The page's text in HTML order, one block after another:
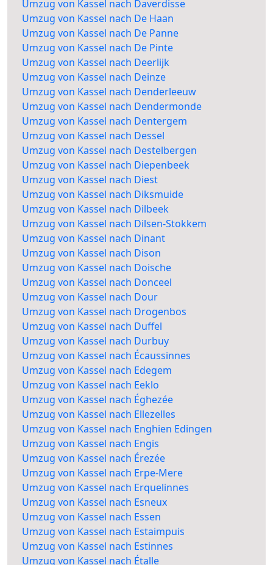
Umzug von Kassel nach Daverdisse
Umzug von Kassel nach De Haan
Umzug von Kassel nach De Panne
Umzug von Kassel nach De Pinte
Umzug von Kassel nach Deerlijk
Umzug von Kassel nach Deinze
Umzug von Kassel nach Denderleeuw
Umzug von Kassel nach Dendermonde
Umzug von Kassel nach Dentergem
Umzug von Kassel nach Dessel
Umzug von Kassel nach Destelbergen
Umzug von Kassel nach Diepenbeek
Umzug von Kassel nach Diest
Umzug von Kassel nach Diksmuide
Umzug von Kassel nach Dilbeek
Umzug von Kassel nach Dilsen-Stokkem
Umzug von Kassel nach Dinant
Umzug von Kassel nach Dison
Umzug von Kassel nach Doische
Umzug von Kassel nach Donceel
Umzug von Kassel nach Dour
Umzug von Kassel nach Drogenbos
Umzug von Kassel nach Duffel
Umzug von Kassel nach Durbuy
Umzug von Kassel nach Écaussinnes
Umzug von Kassel nach Edegem
Umzug von Kassel nach Eeklo
Umzug von Kassel nach Éghezée
Umzug von Kassel nach Ellezelles
Umzug von Kassel nach Enghien Edingen
Umzug von Kassel nach Engis
Umzug von Kassel nach Érezée
Umzug von Kassel nach Erpe-Mere
Umzug von Kassel nach Erquelinnes
Umzug von Kassel nach Esneux
Umzug von Kassel nach Essen
Umzug von Kassel nach Estaimpuis
Umzug von Kassel nach Estinnes
Umzug von Kassel nach Étalle